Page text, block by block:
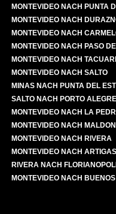
MONTEVIDEO NACH PUNTA
MONTEVIDEO NACH
MONTEVIDEO NACH
MONTEVIDEO NACH PASO
MONTEVIDEO NACH
MONTEVIDEO NACH SALTO
MINAS NACH PUNTA DEL
SALTO NACH PORTO ALEGRE
MONTEVIDEO NACH LA
MONTEVIDEO NACH
MONTEVIDEO NACH RIVERA
MONTEVIDEO NACH ARTIGAS
RIVERA NACH
MONTEVIDEO NACH